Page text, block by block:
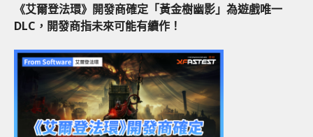
《艾爾登法環》開發商確定「黃金樹幽影」為遊戲唯一
DLC，開發商指未來可能有續作！